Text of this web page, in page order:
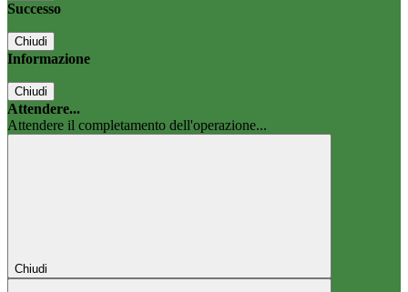
Successo
Chiudi
Informazione
Chiudi
Attendere...
Attendere il completamento dell'operazione...
Chiudi